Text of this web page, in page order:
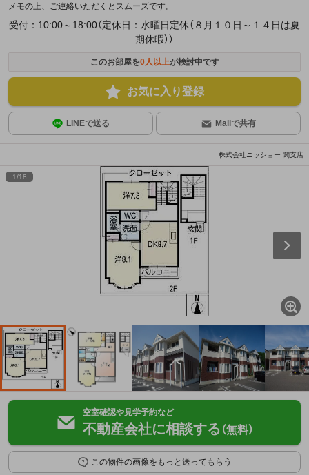
メモの上、ご連絡いただくとスムーズです。
受付：10:00～18:00（定休日：水曜日定休（８月１０日～１４日は夏
期休暇））
このお部屋を0人以上が検討中です
お気に入り登録
LINEで送る Mailで共有
株式会社ニッショー 関支店
1/18
空室確認や見学予約など
不動産会社に相談する （無料）
この物件の画像をもっと送ってもらう